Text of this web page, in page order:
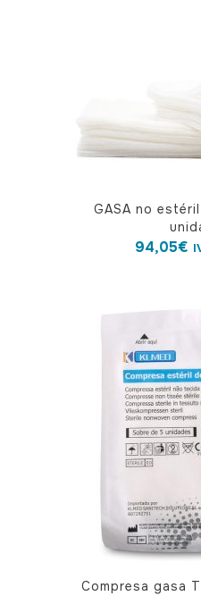
GASA no
94,05€
Compresa gasa